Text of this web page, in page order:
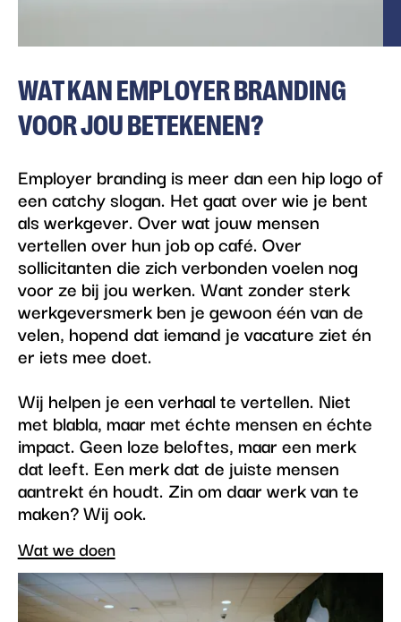
WAT KAN EMPLOYER BRANDING
VOOR JOU BETEKENEN?
Employer branding is meer dan een hip logo of
een catchy slogan. Het gaat over wie je bent
als werkgever. Over wat jouw mensen
vertellen over hun job op café. Over
sollicitanten die zich verbonden voelen nog
voor ze bij jou werken. Want zonder sterk
werkgeversmerk ben je gewoon één van de
velen, hopend dat iemand je vacature ziet én
er iets mee doet.
Wij helpen je een verhaal te vertellen. Niet
met blabla, maar met échte mensen en échte
impact. Geen loze beloftes, maar een merk
dat leeft. Een merk dat de juiste mensen
aantrekt én houdt. Zin om daar werk van te
maken? Wij ook.
Wat we doen